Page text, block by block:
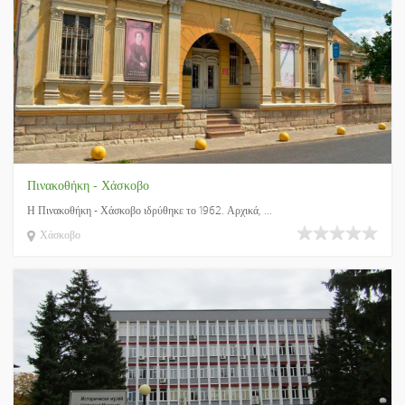
Πινακοθήκη - Χάσκοβο
Η Πινακοθήκη - Χάσκοβο ιδρύθηκε το 1962. Αρχικά, ...
Χάσκοβο